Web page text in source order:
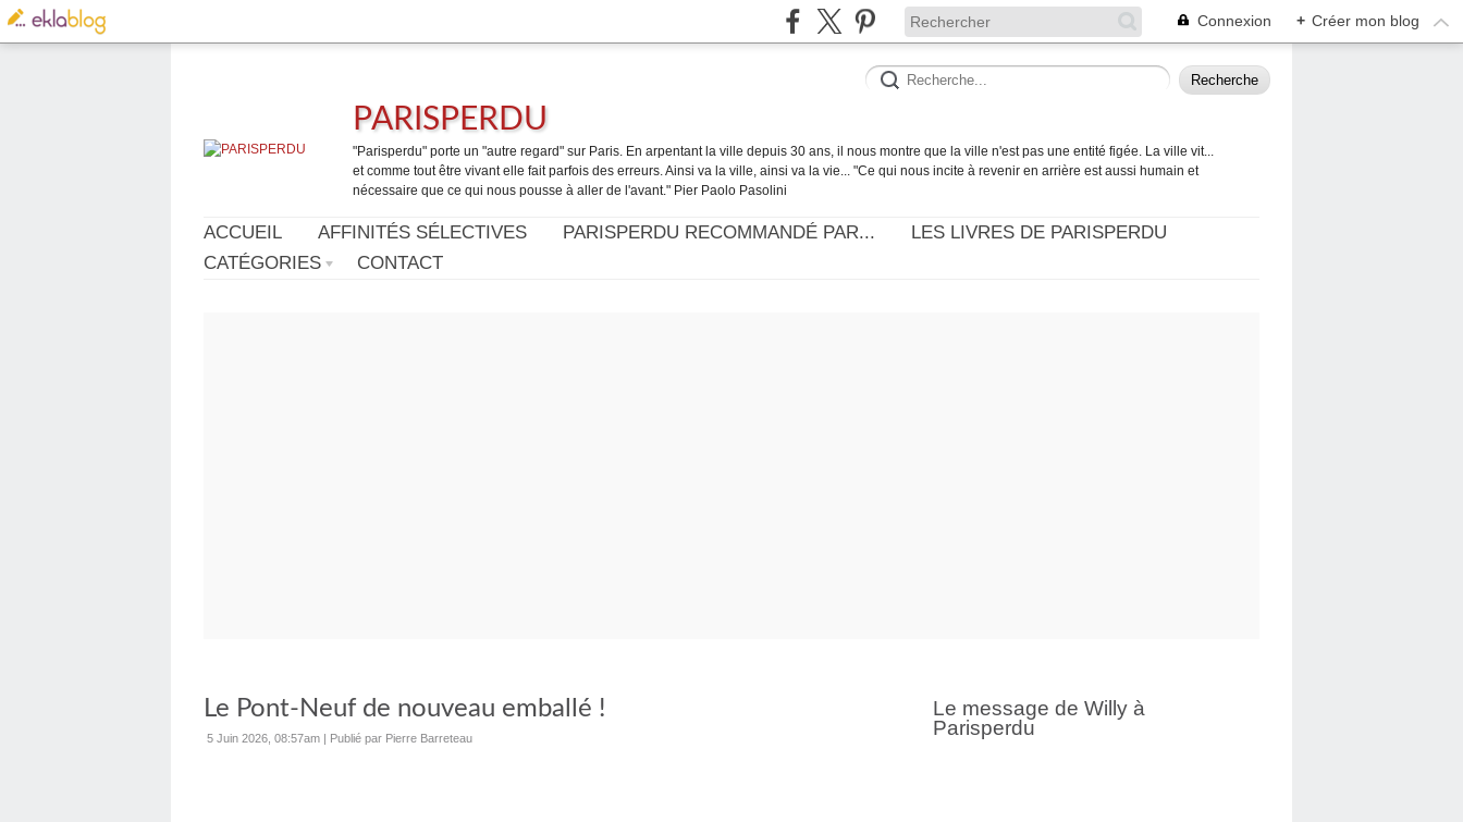
Connexion + Créer mon blog
PARISPERDU
"Parisperdu" porte un "autre regard" sur Paris. En arpentant la ville depuis 30 ans, il nous montre que la ville n'est pas une entité figée. La ville vit...
et comme tout être vivant elle fait parfois des erreurs. Ainsi va la ville, ainsi va la vie... "Ce qui nous incite à revenir en arrière est aussi humain et
nécessaire que ce qui nous pousse à aller de l'avant." Pier Paolo Pasolini
ACCUEIL AFFINITÉS SÉLECTIVES PARISPERDU RECOMMANDÉ PAR...
LES LIVRES DE PARISPERDU
CATÉGORIES
CONTACT
Le Pont-Neuf de nouveau emballé !
5 Juin 2026, 08:57am | Publié par Pierre Barreteau
Le message de Willy à
Parisperdu